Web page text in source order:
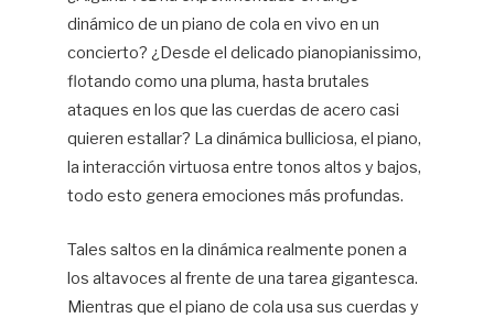
dinámico de un piano de cola en vivo en un
concierto? ¿Desde el delicado pianopianissimo,
flotando como una pluma, hasta brutales
ataques en los que las cuerdas de acero casi
quieren estallar? La dinámica bulliciosa, el piano,
la interacción virtuosa entre tonos altos y bajos,
todo esto genera emociones más profundas.
Tales saltos en la dinámica realmente ponen a
los altavoces al frente de una tarea gigantesca.
Mientras que el piano de cola usa sus cuerdas y